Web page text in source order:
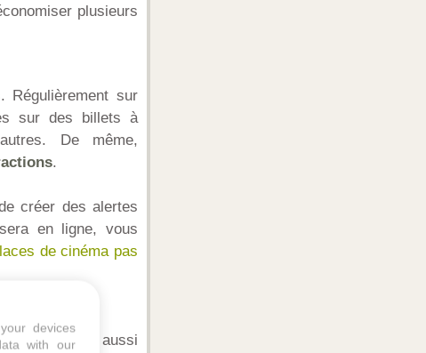
plusieurs
Régulièrement sur
sur des billets à
De même,
.
créer des alertes
en ligne, vous
de cinéma pas
négocie aussi
devices
with our